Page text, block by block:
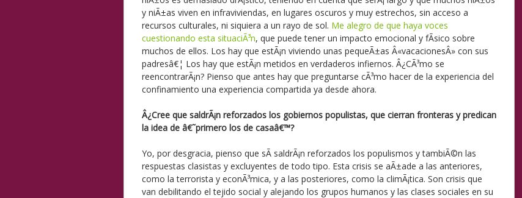
y niÃ±as viven en infraviviendas, en lugares oscuros y muy estrechos, sin acceso a
recursos culturales, ni siquiera a un rayo de sol. Me alegro de que haya voces
cuestionando esta situaciÃ³n, que puede tener un impacto emocional y fÃ­sico sobre
muchos de ellos. Los hay que estÃ¡n viviendo unas pequeÃ±as Â«vacacionesÂ» con sus
padresâ€¦ Los hay que estÃ¡n metidos en verdaderos infiernos. Â¿CÃ³mo se
reencontrarÃ¡n? Pienso que antes hay que preguntarse cÃ³mo hacer de la experiencia del
confinamiento una experiencia compartida ya desde ahora.
Â¿Cree que saldrÃ¡n reforzados los gobiernos populistas, que cierran fronteras y predican
la idea de â€˜primero los de casaâ€™?
Yo, por desgracia, pienso que sÃ­ saldrÃ¡n reforzados los populismos y tambiÃ©n las
respuestas clasistas y excluyentes de todo tipo. Esta crisis se aÃ±ade a las anteriores,
como la terrorista y econÃ³mica, y a las posteriores, como la climÃ¡tica. Son crisis que
van debilitando el tejido social y alejando los grupos humanos y las clases sociales en su